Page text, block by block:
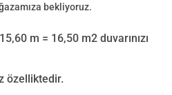
bekliyoruz.
m = 16,50 m2 duvarınızı
özelliktedir.